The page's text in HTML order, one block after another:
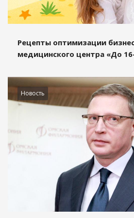
Рецепты оптимизации
медицинского центра «До
Новость